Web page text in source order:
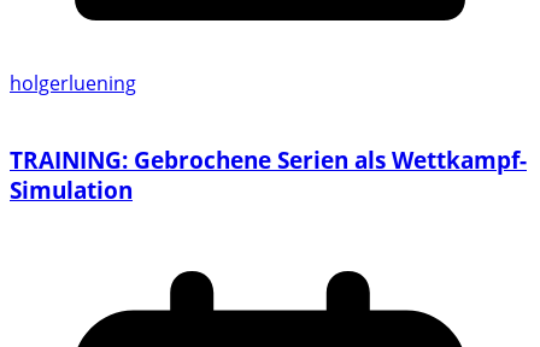
holgerluening
TRAINING: Gebrochene Serien als Wettkampf-
Simulation